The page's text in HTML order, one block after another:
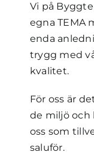
Vi på
egna TEMA
enda
trygg med
kvalitet.
För oss är
de miljö och
oss som
saluför.